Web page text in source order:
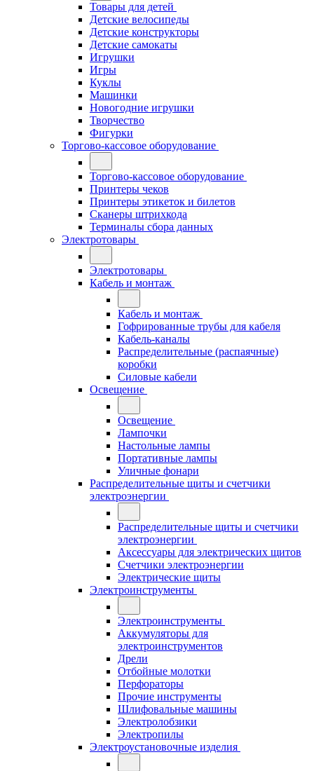
Товары для детей
Детские велосипеды
Детские конструкторы
Детские самокаты
Игрушки
Игры
Куклы
Машинки
Новогодние игрушки
Творчество
Фигурки
Торгово-кассовое оборудование
Торгово-кассовое оборудование
Принтеры чеков
Принтеры этикеток и билетов
Сканеры штрихкода
Терминалы сбора данных
Электротовары
Электротовары
Кабель и монтаж
Кабель и монтаж
Гофрированные трубы для кабеля
Кабель-каналы
Распределительные (распаячные)
коробки
Силовые кабели
Освещение
Освещение
Лампочки
Настольные лампы
Портативные лампы
Уличные фонари
Распределительные щиты и счетчики
электроэнергии
Распределительные щиты и счетчики
электроэнергии
Аксессуары для электрических щитов
Счетчики электроэнергии
Электрические щиты
Электроинструменты
Электроинструменты
Аккумуляторы для
электроинструментов
Дрели
Отбойные молотки
Перфораторы
Прочие инструменты
Шлифовальные машины
Электролобзики
Электропилы
Электроустановочные изделия